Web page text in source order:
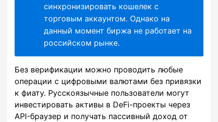
синхронизировать кошелек с
торговым аккаунтом. Однако на
данный момент биржа не работает на
российском рынке.
Без верификации можно проводить любые
операции с цифровыми валютами без привязки
к фиату. Русскоязычные пользователи могут
инвестировать активы в DeFi-проекты через
API-браузер и получать пассивный доход от